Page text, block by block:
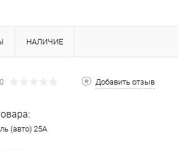
НАЛИЧИЕ
Добавить отзыв
(авто) 25A